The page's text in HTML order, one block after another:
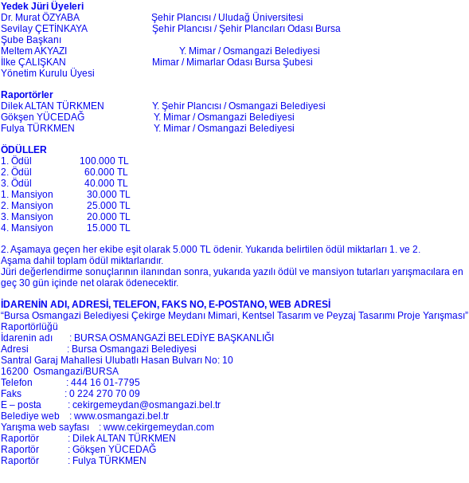
Yedek Jüri Üyeleri
Dr. Murat ÖZYABA Şehir Plancısı / Uludağ Üniversitesi
Sevilay ÇETİNKAYA Şehir Plancısı / Şehir Plancıları Odası Bursa
Şube Başkanı
Meltem AKYAZI Y. Mimar / Osmangazi Belediyesi
İlke ÇALIŞKAN Mimar / Mimarlar Odası Bursa Şubesi
Yönetim Kurulu Üyesi
Raportörler
Dilek ALTAN TÜRKMEN Y. Şehir Plancısı / Osmangazi Belediyesi
Gökşen YÜCEDAĞ Y. Mimar / Osmangazi Belediyesi
Fulya TÜRKMEN Y. Mimar / Osmangazi Belediyesi
ÖDÜLLER
1. Ödül 100.000 TL
2. Ödül 60.000 TL
3. Ödül 40.000 TL
1. Mansiyon 30.000 TL
2. Mansiyon 25.000 TL
3. Mansiyon 20.000 TL
4. Mansiyon 15.000 TL
2. Aşamaya geçen her ekibe eşit olarak 5.000 TL ödenir. Yukarıda belirtilen ödül miktarları 1. ve 2.
Aşama dahil toplam ödül miktarlarıdır.
Jüri değerlendirme sonuçlarının ilanından sonra, yukarıda yazılı ödül ve mansiyon tutarları yarışmacılara en
geç 30 gün içinde net olarak ödenecektir.
İDARENİN ADI, ADRESİ, TELEFON, FAKS NO, E-POSTANO, WEB ADRESİ
“Bursa Osmangazi Belediyesi Çekirge Meydanı Mimari, Kentsel Tasarım ve Peyzaj Tasarımı Proje Yarışması”
Raportörlüğü
İdarenin adı : BURSA OSMANGAZİ BELEDİYE BAŞKANLIĞI
Adresi : Bursa Osmangazi Belediyesi
Santral Garaj Mahallesi Ulubatlı Hasan Bulvarı No: 10
16200 Osmangazi/BURSA
Telefon : 444 16 01-7795
Faks : 0 224 270 70 09
E – posta : cekirgemeydan@osmangazi.bel.tr
Belediye web : www.osmangazi.bel.tr
Yarışma web sayfası : www.cekirgemeydan.com
Raportör : Dilek ALTAN TÜRKMEN
Raportör : Gökşen YÜCEDAĞ
Raportör : Fulya TÜRKMEN